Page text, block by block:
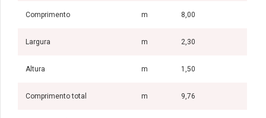
Comprimento m 8,00
Largura m 2,30
Altura m 1,50
Comprimento total m 9,76